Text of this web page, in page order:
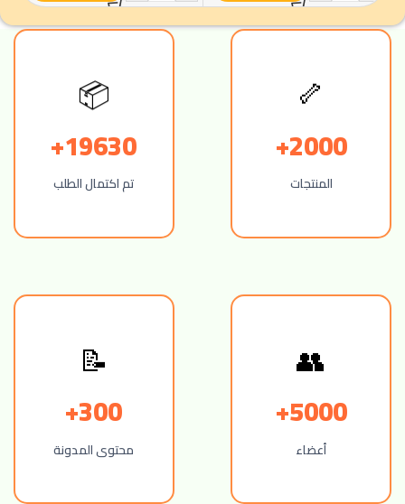
🦴
2000+
المنتجات
📦
19630+
تم اكتمال الطلب
👥
5000+
أعضاء
📝
300+
محتوى المدونة